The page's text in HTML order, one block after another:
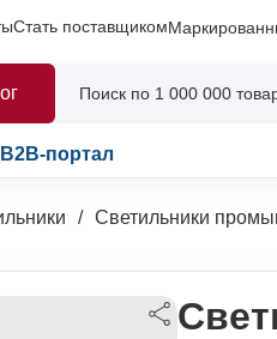
Стать поставщиком
B2B-портал
Светильники